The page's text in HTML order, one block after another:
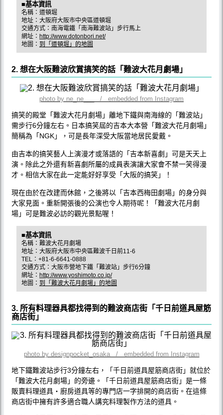
■基本資訊
名稱：道頓堀
地址：大阪府大阪市中央區道頓堀
交通方式：南海電鐵「南海難波站」步行馬上
網址： http://www.dotonbori.net/
地圖： 到「道頓堀」的地圖
2. 想在大阪難波欣賞搞笑的話「難波大花月劇場」
photo by ne_ne___ / embedded from Instagram
搞笑的殿堂「難波大花月劇場」離地下鐵與南海線的「難波站」
需步行6分鐘左右。日本搞笑屆的吉本大本營「難波大花月劇場」
簡稱為「NGK」，可是長年深受大阪當地居民愛戴。
由吉本的搞笑藝人上演漫才或落語的「吉本新喜劇」可是天天上
演。除此之外還有新喜劇所屬的成員表演讓大家會不禁一笑得漫
才。相信大家在此一定能好好享受「大阪的搞笑」！
現在由於在改建而休館，之後將以「吉本西梅田劇場」的身分與
大家見面。重新開張後的公演也令人期待呢！「難波大花月劇
場」可是難波必訪的觀光景點喔！
■基本資訊
名稱：難波大花月劇場
地址：大阪府大阪市中央區難波千日前11-6
TEL：+81-6-6641-0888
交通方式：大阪市營地下鐵「難波站」步行6分鐘
網址： http://www.yoshimoto.co.jp/
地圖： 到「難波大花月劇場」的地圖
3. 所有料理器具都找得到的難波商店街「千日前道具屋筋
商店街」
photo by designpocket_osaka / embedded from Instagram
地下鐵難波站步行3分鐘左右，「千日前道具屋筋商店街」就位於
「難波大花月劇場」的旁邊。「千日前道具屋筋商店街」是一條
販賣料理道具‧廚房道具等的專門店一字排開的商店街。在這條
商店街中擁有許多適合職人講究料理製作方法的道具。